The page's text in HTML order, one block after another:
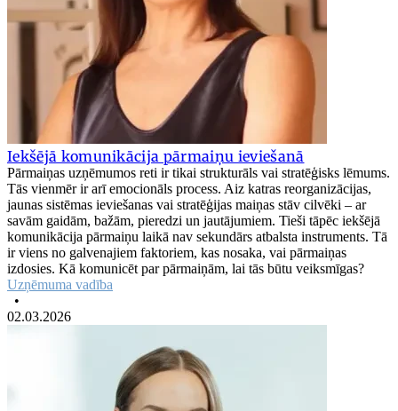
Iekšējā komunikācija pārmaiņu ieviešanā
Pārmaiņas uzņēmumos reti ir tikai strukturāls vai stratēģisks lēmums.
Tās vienmēr ir arī emocionāls process. Aiz katras reorganizācijas,
jaunas sistēmas ieviešanas vai stratēģijas maiņas stāv cilvēki – ar
savām gaidām, bažām, pieredzi un jautājumiem. Tieši tāpēc iekšējā
komunikācija pārmaiņu laikā nav sekundārs atbalsta instruments. Tā
ir viens no galvenajiem faktoriem, kas nosaka, vai pārmaiņas
izdosies. Kā komunicēt par pārmaiņām, lai tās būtu veiksmīgas?
Uzņēmuma vadība
•
02.03.2026